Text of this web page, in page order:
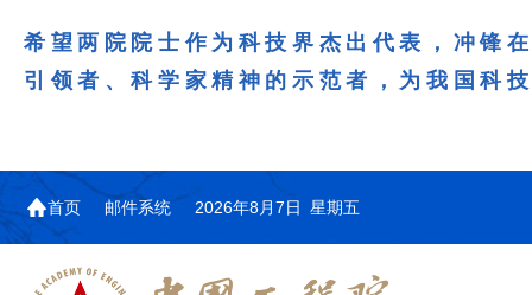
希望两院院士作为科技界杰出代表，冲锋
引领者、科学家精神的示范者，为我国科
首页 邮件系统 2026年8月7日 星期五